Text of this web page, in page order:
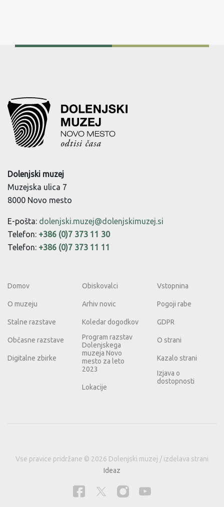
Dolenjski muzej
Muzejska ulica 7
8000 Novo mesto
E-pošta: dolenjski.muzej@dolenjskimuzej.si
Telefon: +386 (0)7 373 11 30
Telefon: +386 (0)7 373 11 11
Domov
O muzeju
Stalne razstave
Občasne razstave
Digitalne zbirke
Obiskovalci
Arhiv novic
Koledar dogodkov
Program razstav
Dolenjskega
muzeja Novo
mesto za leto
2023
Lokacije
Vstopnina
Pogoji rabe
GDPR
O strani
Kazalo strani
Izjava o
dostopnosti
Vse pravice pridržane © 2026 Dolenjski muzej / izdelava strani
Ideaz